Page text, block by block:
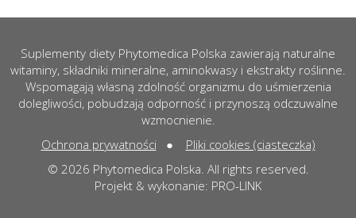
Suplementy diety Phytomedica Polska zawierają naturalne
witaminy, składniki mineralne, aminokwasy i ekstrakty roślinne.
Wspomagają własną zdolność organizmu do uśmierzenia
dolegliwości, pobudzają odporność i przynoszą odczuwalne
wzmocnienie.
Ochrona prywatności ● Pliki cookies (ciasteczka)
© 2026 Phytomedica Polska. All rights reserved.
Projekt & wykonanie: PRO-LINK